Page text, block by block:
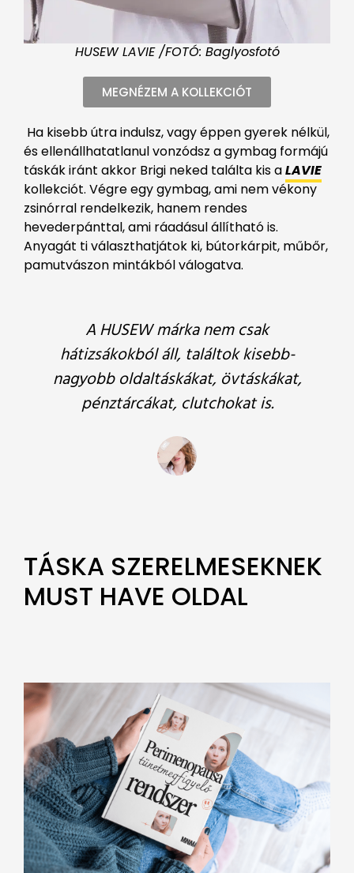
HUSEW LAVIE /FOTÓ: Baglyosfotó
MEGNÉZEM A KOLLEKCIÓT
Ha kisebb útra indulsz, vagy éppen gyerek nélkül,
és ellenállhatatlanul vonzódsz a gymbag formájú
táskák iránt akkor Brigi neked találta kis aLAVIE
kollekciót. Végre egy gymbag, ami nem vékony
zsinórral rendelkezik, hanem rendes
hevederpánttal, ami ráadásul állítható is.
Anyagát ti választhatjátok ki, bútorkárpit, műbőr,
pamutvászon mintákból válogatva.
A HUSEW márka nem csak
hátizsákokból áll, találtok kisebb-
nagyobb oldaltáskákat, övtáskákat,
pénztárcákat, clutchokat is.
TÁSKA SZERELMESEKNEK
MUST HAVE OLDAL